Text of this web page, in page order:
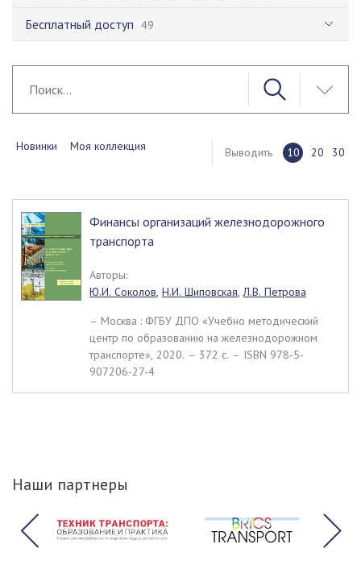
Бесплатный доступ 49
Новинки Моя коллекция Выводить 10 20 30
Финансы организаций железнодорожного
транспорта
Авторы:
Ю.И. Соколов, Н.И. Шиповская,Л.В. Петрова
– Москва : ФГБУ ДПО «Учебно методический
центр по образованию на железнодорожном
транспорте», 2020. – 372 c. – ISBN 978-5-
907206-27-4
Наши партнеры